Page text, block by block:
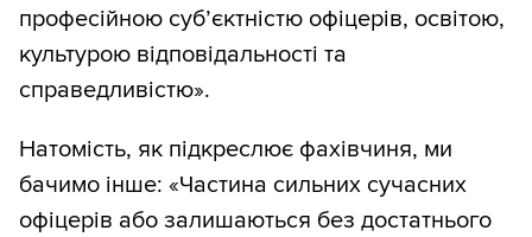
професійною суб’єктністю офіцерів, освітою,
культурою відповідальності та
справедливістю».
Натомість, як підкреслює фахівчиня, ми
бачимо інше: «Частина сильних сучасних
офіцерів або залишаються без достатнього